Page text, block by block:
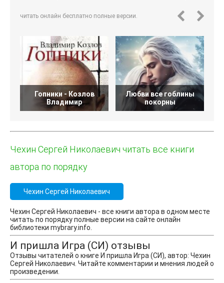
читать онлайн бесплатно полные версии.
Гопники - Козлов
Владимир
Любви все гоблины
покорны
Чехин Сергей Николаевич читать все книги
автора по порядку
Чехин Сергей Николаевич
Чехин Сергей Николаевич - все книги автора в одном месте
читать по порядку полные версии на сайте онлайн
библиотеки mybrary.info.
И пришла Игра (СИ) отзывы
Отзывы читателей о книге И пришла Игра (СИ), автор: Чехин
Сергей Николаевич. Читайте комментарии и мнения людей о
произведении.